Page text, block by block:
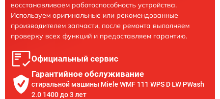
восстанавливаем работоспособность устройства.
Используем оригинальные или рекомендованные
производителем запчасти, после ремонта выполняем
проверку всех функций и предоставляем гарантию.
Официальный сервис
Гарантийное обслуживание
стиральной машины Miele WMF 111 WPS D LW PWash
2.0 1400 до 3 лет